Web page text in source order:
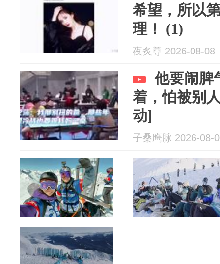
希望，所以
理！ (1)
夜炙尊 2026-08-08
他要闹脾
着，怕被别
动]
子桑鹰脉 2026-08-